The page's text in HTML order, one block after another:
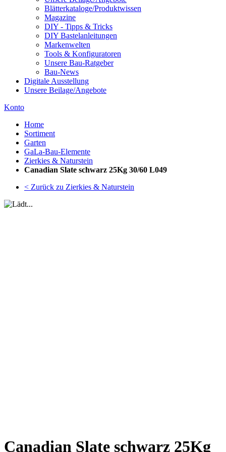
Blätterkataloge/Produktwissen
Magazine
DIY - Tipps & Tricks
DIY Bastelanleitungen
Markenwelten
Tools & Konfiguratoren
Unsere Bau-Ratgeber
Bau-News
Digitale Ausstellung
Unsere Beilage/Angebote
Konto
Home
Sortiment
Garten
GaLa-Bau-Elemente
Zierkies & Naturstein
Canadian Slate schwarz 25Kg 30/60 L049
< Zurück zu Zierkies & Naturstein
Canadian Slate schwarz 25Kg